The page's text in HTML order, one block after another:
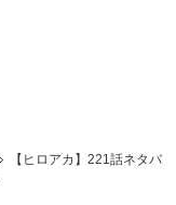
【ヒロアカ】221話ネタバ